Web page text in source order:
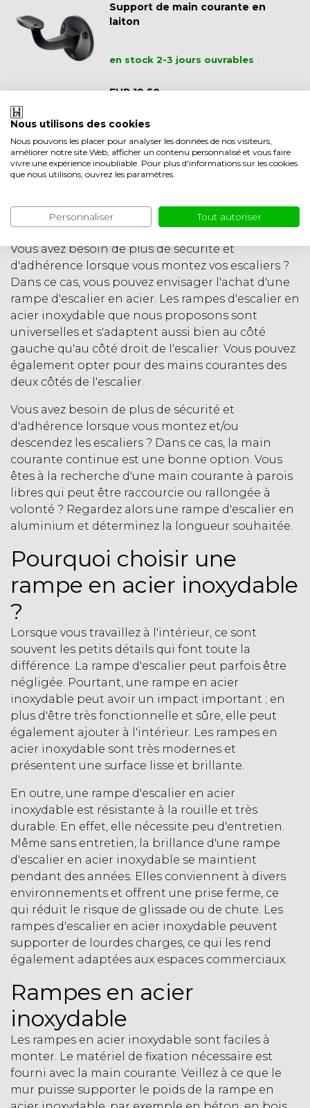
Support de main courante en
laiton
en stock 2-3 jours ouvrables
EUR 19,50
Rampes d'escalier en
acier
Vous avez besoin de plus de sécurité et
d'adhérence lorsque vous montez vos escaliers ?
Dans ce cas, vous pouvez envisager l'achat d'une
rampe d'escalier en acier. Les rampes d'escalier en
acier inoxydable que nous proposons sont
universelles et s'adaptent aussi bien au côté
gauche qu'au côté droit de l'escalier. Vous pouvez
également opter pour des mains courantes des
deux côtés de l'escalier.
Vous avez besoin de plus de sécurité et
d'adhérence lorsque vous montez et/ou
descendez les escaliers ? Dans ce cas, la main
courante continue est une bonne option. Vous
êtes à la recherche d'une main courante à parois
libres qui peut être raccourcie ou rallongée à
volonté ? Regardez alors une rampe d'escalier en
aluminium et déterminez la longueur souhaitée.
Pourquoi choisir une
rampe en acier inoxydable
?
Lorsque vous travaillez à l'intérieur, ce sont
souvent les petits détails qui font toute la
différence. La rampe d'escalier peut parfois être
négligée. Pourtant, une rampe en acier
inoxydable peut avoir un impact important ; en
plus d'être très fonctionnelle et sûre, elle peut
également ajouter à l'intérieur. Les rampes en
acier inoxydable sont très modernes et
présentent une surface lisse et brillante.
En outre, une rampe d'escalier en acier
inoxydable est résistante à la rouille et très
durable. En effet, elle nécessite peu d'entretien.
Même sans entretien, la brillance d'une rampe
d'escalier en acier inoxydable se maintient
pendant des années. Elles conviennent à divers
environnements et offrent une prise ferme, ce
qui réduit le risque de glissade ou de chute. Les
rampes d'escalier en acier inoxydable peuvent
supporter de lourdes charges, ce qui les rend
également adaptées aux espaces commerciaux.
Rampes en acier
inoxydable
Les rampes en acier inoxydable sont faciles à
monter. Le matériel de fixation nécessaire est
fourni avec la main courante. Veillez à ce que le
mur puisse supporter le poids de la rampe en
Nous utilisons des cookies
Nous pouvons les placer pour analyser les données de nos visiteurs,
améliorer notre site Web, afficher un contenu personnalisé et vous faire
vivre une expérience inoubliable. Pour plus d'informations sur les cookies
que nous utilisons, ouvrez les paramètres.
Personnaliser Tout autoriser